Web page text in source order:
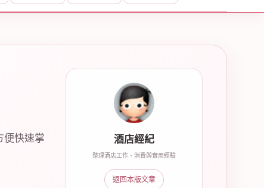
便快速掌
酒店經紀
整理酒店工作、消費與實用經驗
返回本版文章